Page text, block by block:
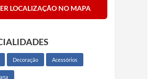
LOCALIZAÇÃO NO MAPA
Decoração Acessórios